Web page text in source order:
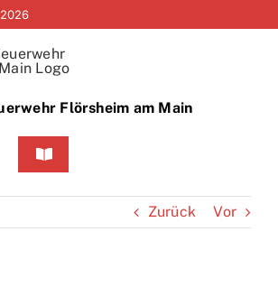
Flörsheim am Main
Toggle
Zurück Vor